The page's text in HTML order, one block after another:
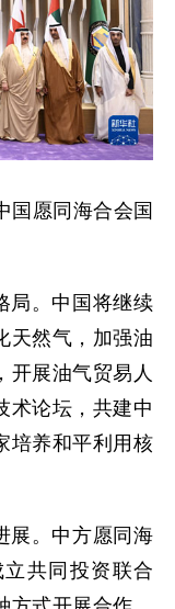
国愿同海合会国
局。中国将继续
天然气，加强油
开展油气贸易人
术论坛，共建中
培养和平利用核
展。中方愿同海
共同投资联合